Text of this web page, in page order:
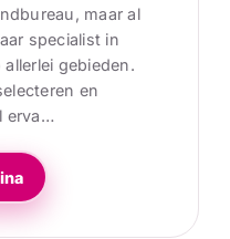
maar al
specialist in
gebieden.
en
erva…